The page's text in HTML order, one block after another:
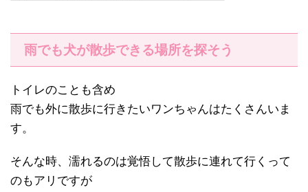
雨でも犬が散歩できる場所を探そう
トイレのことも含め
雨でも外に散歩に行きたいワンちゃんはたくさんいま
す。
そんな時、濡れるのは覚悟して散歩に連れて行くって
のもアリですが